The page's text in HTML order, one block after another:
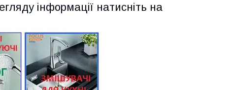
інформації натисніть на